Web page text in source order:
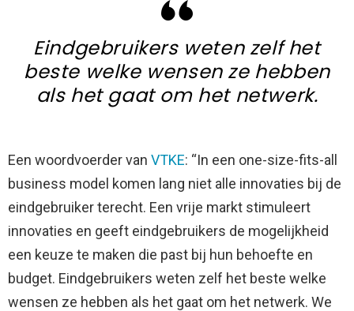
Eindgebruikers weten zelf het
beste welke wensen ze hebben
als het gaat om het netwerk.
Een woordvoerder van VTKE: “In een one-size-fits-all
business model komen lang niet alle innovaties bij de
eindgebruiker terecht. Een vrije markt stimuleert
innovaties en geeft eindgebruikers de mogelijkheid
een keuze te maken die past bij hun behoefte en
budget. Eindgebruikers weten zelf het beste welke
wensen ze hebben als het gaat om het netwerk. We